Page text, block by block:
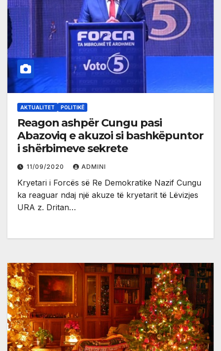
AKTUALITET POLITIKË
Reagon ashpër Cungu pasi
Abazoviq e akuzoi si bashkëpuntor
i shërbimeve sekrete
11/09/2020 ADMINI
Kryetari i Forcës së Re Demokratike Nazif Cungu
ka reaguar ndaj një akuze të kryetarit të Lëvizjes
URA z. Dritan…